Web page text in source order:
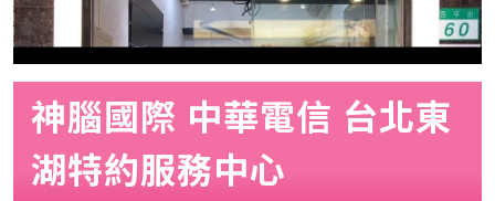
神腦國際 中華電信 台北東
湖特約服務中心